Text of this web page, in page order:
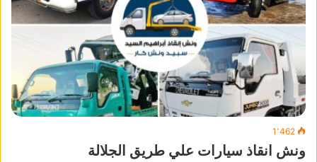
1٬462
ونش انقاذ سيارات علي طريق الجلالة